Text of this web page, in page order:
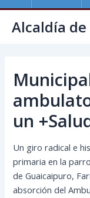
Alcaldía
un
Un giro radical e
primaria en la
de Guaicaipuro,
absorción del
de